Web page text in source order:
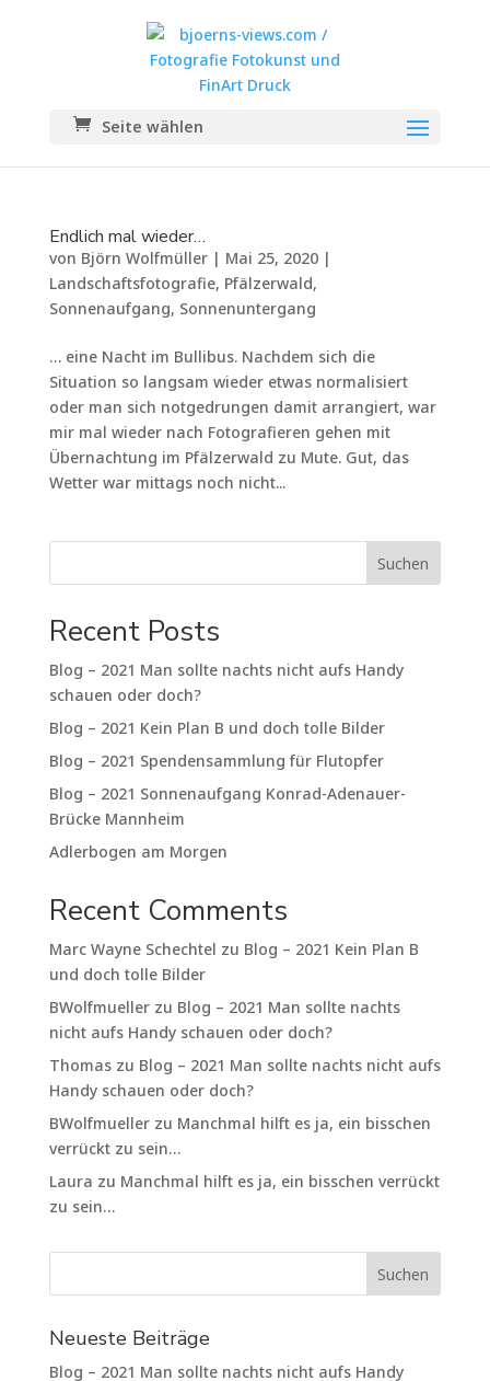
Seite wählen
Endlich mal wieder…
von Björn Wolfmüller| Mai 25, 2020|
Landschaftsfotografie, Pfälzerwald,
Sonnenaufgang, Sonnenuntergang
… eine Nacht im Bullibus. Nachdem sich die
Situation so langsam wieder etwas normalisiert
oder man sich notgedrungen damit arrangiert, war
mir mal wieder nach Fotografieren gehen mit
Übernachtung im Pfälzerwald zu Mute. Gut, das
Wetter war mittags noch nicht...
Suchen
Recent Posts
Blog – 2021 Man sollte nachts nicht aufs Handy
schauen oder doch?
Blog – 2021 Kein Plan B und doch tolle Bilder
Blog – 2021 Spendensammlung für Flutopfer
Blog – 2021 Sonnenaufgang Konrad-Adenauer-
Brücke Mannheim
Adlerbogen am Morgen
Recent Comments
Marc Wayne Schechtel zu Blog – 2021 Kein Plan B
und doch tolle Bilder
BWolfmuellerzu Blog – 2021 Man sollte nachts
nicht aufs Handy schauen oder doch?
Thomaszu Blog – 2021 Man sollte nachts nicht aufs
Handy schauen oder doch?
BWolfmuellerzu Manchmal hilft es ja, ein bisschen
verrückt zu sein…
Laura zu Manchmal hilft es ja, ein bisschen verrückt
zu sein…
Neueste Beiträge
Blog – 2021 Man sollte nachts nicht aufs Handy